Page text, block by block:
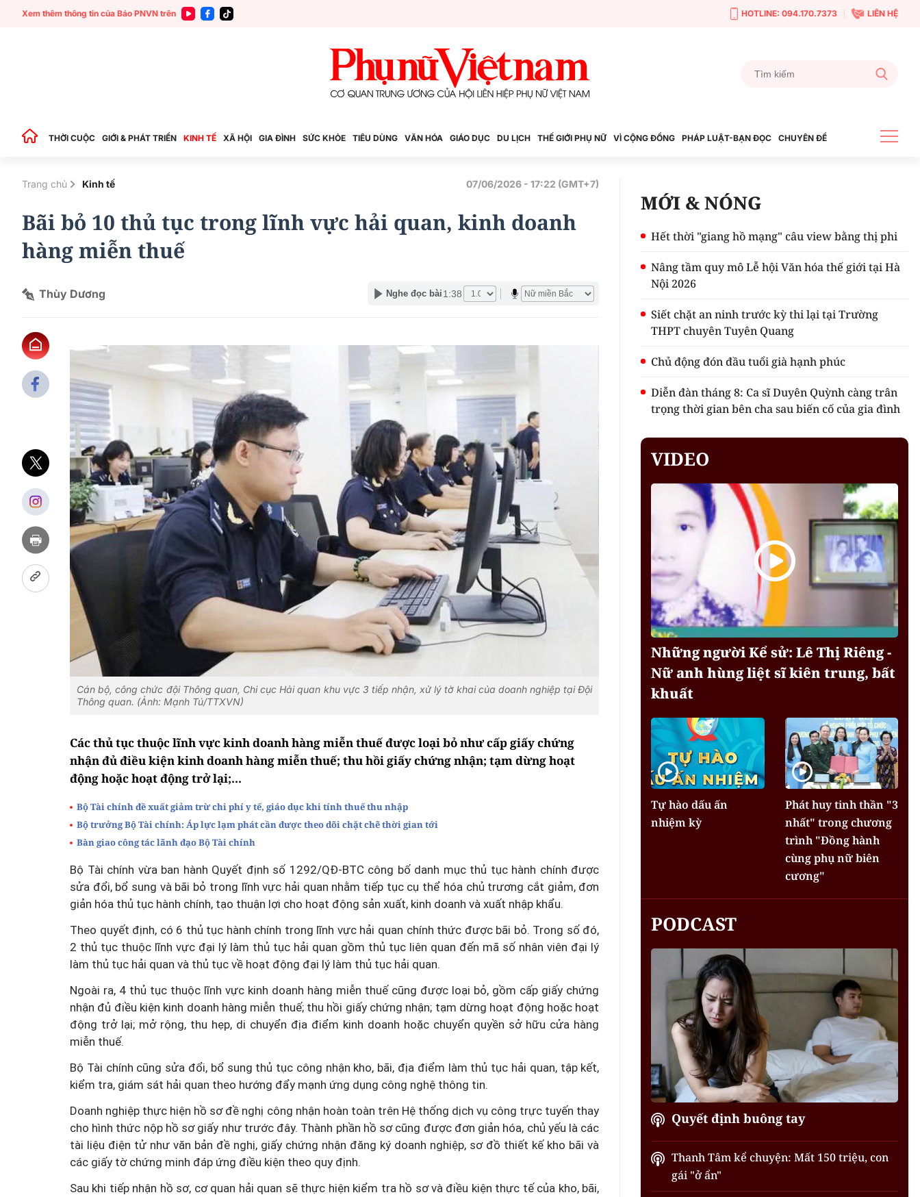
Xem thêm thông tin của Báo PNVN trên HOTLINE: 094.170.7373 LIÊN HỆ
THỜI CUỘC GIỚI & PHÁT TRIỂN KINH TẾ XÃ HỘI GIA ĐÌNH SỨC KHỎE TIÊU DÙNG VĂN HÓA GIÁO DỤC DU LỊCH THẾ GIỚI PHỤ NỮ VÌ CỘNG ĐỒNG PHÁP LUẬT-BẠN ĐỌC CHUYÊN ĐỀ
Trang chủ Kinh tế 07/06/2026 - 17:22 (GMT+7)
Bãi bỏ 10 thủ tục trong lĩnh vực hải quan, kinh doanh
hàng miễn thuế
Thùy Dương Nghe đọc bài 1:38
Cán bộ, công chức đội Thông quan, Chi cục Hải quan khu vực 3 tiếp nhận, xử lý tờ khai của doanh nghiệp tại Đội
Thông quan. (Ảnh: Mạnh Tú/TTXVN)
Các thủ tục thuộc lĩnh vực kinh doanh hàng miễn thuế được loại bỏ như cấp giấy chứng
nhận đủ điều kiện kinh doanh hàng miễn thuế; thu hồi giấy chứng nhận; tạm dừng hoạt
động hoặc hoạt động trở lại;...
Bộ Tài chính đề xuất giảm trừ chi phí y tế, giáo dục khi tính thuế thu nhập
Bộ trưởng Bộ Tài chính: Áp lực lạm phát cần được theo dõi chặt chẽ thời gian tới
Bàn giao công tác lãnh đạo Bộ Tài chính
Bộ Tài chính vừa ban hành Quyết định số 1292/QĐ-BTC công bố danh mục thủ tục hành chính được
sửa đổi, bổ sung và bãi bỏ trong lĩnh vực hải quan nhằm tiếp tục cụ thể hóa chủ trương cắt giảm, đơn
giản hóa thủ tục hành chính, tạo thuận lợi cho hoạt động sản xuất, kinh doanh và xuất nhập khẩu.
Theo quyết định, có 6 thủ tục hành chính trong lĩnh vực hải quan chính thức được bãi bỏ. Trong số đó,
2 thủ tục thuộc lĩnh vực đại lý làm thủ tục hải quan gồm thủ tục liên quan đến mã số nhân viên đại lý
làm thủ tục hải quan và thủ tục về hoạt động đại lý làm thủ tục hải quan.
Ngoài ra, 4 thủ tục thuộc lĩnh vực kinh doanh hàng miễn thuế cũng được loại bỏ, gồm cấp giấy chứng
nhận đủ điều kiện kinh doanh hàng miễn thuế; thu hồi giấy chứng nhận; tạm dừng hoạt động hoặc hoạt
động trở lại; mở rộng, thu hẹp, di chuyển địa điểm kinh doanh hoặc chuyển quyền sở hữu cửa hàng
miễn thuế.
Bộ Tài chính cũng sửa đổi, bổ sung thủ tục công nhận kho, bãi, địa điểm làm thủ tục hải quan, tập kết,
kiểm tra, giám sát hải quan theo hướng đẩy mạnh ứng dụng công nghệ thông tin.
Doanh nghiệp thực hiện hồ sơ đề nghị công nhận hoàn toàn trên Hệ thống dịch vụ công trực tuyến thay
cho hình thức nộp hồ sơ giấy như trước đây. Thành phần hồ sơ cũng được đơn giản hóa, chủ yếu là các
tài liệu điện tử như văn bản đề nghị, giấy chứng nhận đăng ký doanh nghiệp, sơ đồ thiết kế kho bãi và
các giấy tờ chứng minh đáp ứng điều kiện theo quy định.
Sau khi tiếp nhận hồ sơ, cơ quan hải quan sẽ thực hiện kiểm tra hồ sơ và điều kiện thực tế của kho, bãi,
MỚI & NÓNG
Hết thời "giang hồ mạng" câu view bằng thị phi
Nâng tầm quy mô Lễ hội Văn hóa thế giới tại Hà
Nội 2026
Siết chặt an ninh trước kỳ thi lại tại Trường
THPT chuyên Tuyên Quang
Chủ động đón đầu tuổi già hạnh phúc
Diễn đàn tháng 8: Ca sĩ Duyên Quỳnh càng trân
trọng thời gian bên cha sau biến cố của gia đình
VIDEO
Những người Kể sử: Lê Thị Riêng -
Nữ anh hùng liệt sĩ kiên trung, bất
khuất
Tự hào dấu ấn
nhiệm kỳ
Phát huy tinh thần "3
nhất" trong chương
trình "Đồng hành
cùng phụ nữ biên
cương"
PODCAST
Quyết định buông tay
Thanh Tâm kể chuyện: Mất 150 triệu, con
gái "ở ẩn"